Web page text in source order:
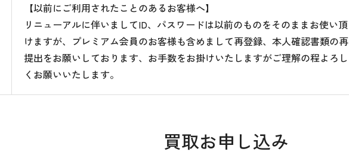
【以前にご利用されたことのあるお客様へ】
リニューアルに伴いましてID、パスワードは以前のものをそのままお使い頂
けますが、プレミアム会員のお客様も含めまして再登録、本人確認書類の再
提出をお願いしております、お手数をお掛けいたしますがご理解の程よろし
くお願いいたします。
買取お申し込み